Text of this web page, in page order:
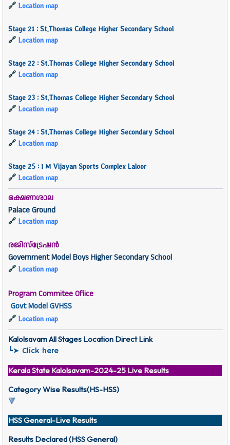
🔗 Location map
Stage 21 : St.Thomas College Higher Secondary School
🔗 Location map
Stage 22 : St.Thomas College Higher Secondary School
🔗 Location map
Stage 23 : St.Thomas College Higher Secondary School
🔗 Location map
Stage 24 : St.Thomas College Higher Secondary School
🔗 Location map
Stage 25 : I M Vijayan Sports Complex Laloor
🔗 Location map
ഭക്ഷണശാല
Palace Ground
🔗 Location map
രജിസ്ട്രേഷൻ
Government Model Boys Higher Secondary School
🔗 Location map
Program Commitee Ofiice
Govt Model GVHSS
🔗 Location map
Kalolsavam All Stages Location Direct Link
┗➤ Click here
Kerala State Kalolsavam-2024-25 Live Results
Category Wise Results(HS-HSS)
🔻
HSS General-Live Results
Results Declared (HSS General)